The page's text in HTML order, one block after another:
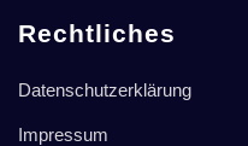
Rechtliches
Datenschutzerklärung
Impressum